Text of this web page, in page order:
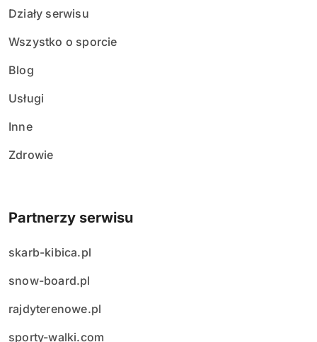
Działy serwisu
Wszystko o sporcie
Blog
Usługi
Inne
Zdrowie
Partnerzy serwisu
skarb-kibica.pl
snow-board.pl
rajdyterenowe.pl
sporty-walki.com